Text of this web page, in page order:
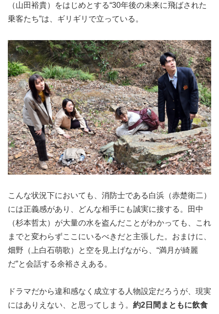
（山田裕貴）をはじめとする“30年後の未来に飛ばされた
乗客たち”は、ギリギリで立っている。
こんな状況下においても、消防士である白浜（赤楚衛二）
には正義感があり、どんな相手にも誠実に接する。田中
（杉本哲太）が大量の水を盗んだことがわかっても、これ
までと変わらずここにいるべきだと主張した。おまけに、
畑野（上白石萌歌）と空を見上げながら、“満月が綺麗
だ”と会話する余裕さえある。
ドラマだから違和感なく成立する人物設定だろうが、現実
にはありえない、と思ってしまう。 約2日間まともに飲食